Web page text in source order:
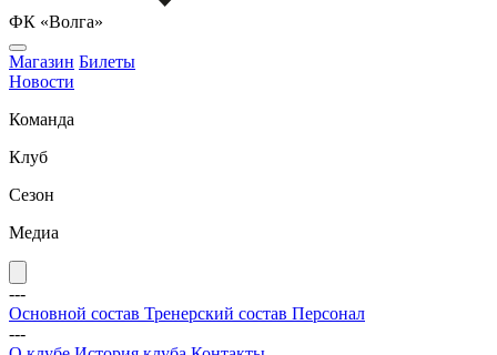
ФК «Волга»
Магазин Билеты
Новости
Команда
Клуб
Сезон
Медиа
---
Основной состав Тренерский состав Персонал
---